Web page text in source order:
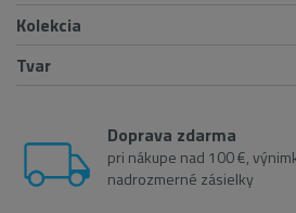
Kolekcia
Tvar
Doprava zdarma
pri nákupe nad 100 €,
nadrozmerné zásielky